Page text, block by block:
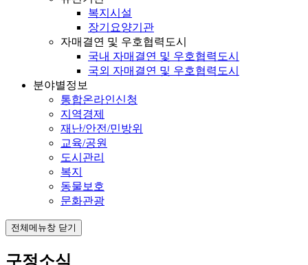
복지시설
장기요양기관
자매결연 및 우호협력도시
국내 자매결연 및 우호협력도시
국외 자매결연 및 우호협력도시
분야별정보
통합온라인신청
지역경제
재난/안전/민방위
교육/공원
도시관리
복지
동물보호
문화관광
전체메뉴창 닫기
구정소식